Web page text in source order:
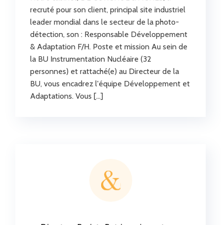
recruté pour son client, principal site industriel
leader mondial dans le secteur de la photo-
détection, son : Responsable Développement
& Adaptation F/H. Poste et mission Au sein de
la BU Instrumentation Nucléaire (32
personnes) et rattaché(e) au Directeur de la
BU, vous encadrez l'équipe Développement et
Adaptations. Vous […]